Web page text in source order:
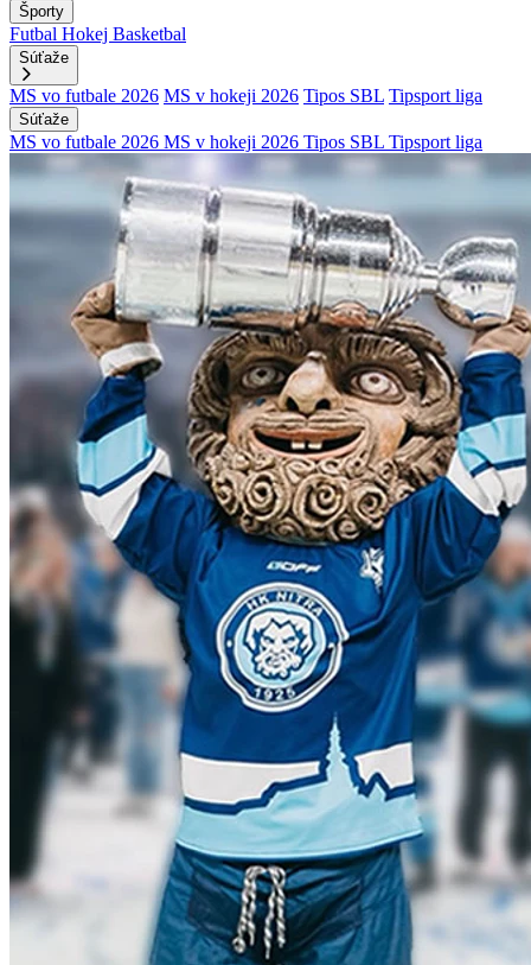
Športy
Futbal Hokej Basketbal
Súťaže
MS vo futbale 2026 MS v hokeji 2026 Tipos SBL Tipsport liga
Súťaže
MS vo futbale 2026 MS v hokeji 2026 Tipos SBL Tipsport liga